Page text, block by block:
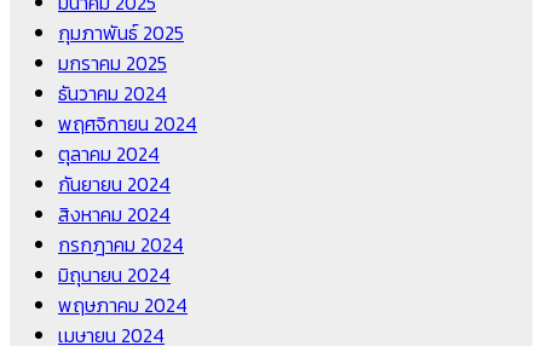
กุมภาพันธ์ 2025
มกราคม 2025
ธันวาคม 2024
พฤศจิกายน 2024
ตุลาคม 2024
กันยายน 2024
สิงหาคม 2024
กรกฎาคม 2024
มิถุนายน 2024
พฤษภาคม 2024
เมษายน 2024